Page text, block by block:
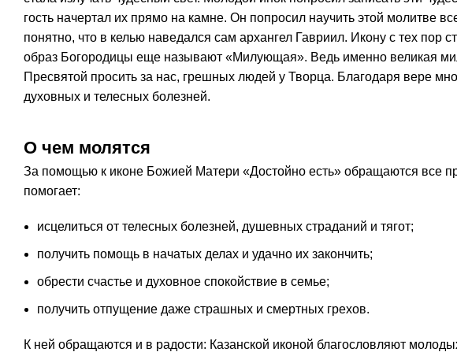
гость начертал их прямо на камне. Он попросил научить этой молитве
понятно, что в келью наведался сам архангел Гавриил. Икону с тех пор
образ Богородицы еще называют «Милующая». Ведь именно великая
Пресвятой просить за нас, грешных людей у Творца. Благодаря вере
духовных и телесных болезней.
О чем молятся
За помощью к иконе Божией Матери «Достойно есть» обращаются все
помогает:
исцелиться от телесных болезней, душевных страданий и тягот;
получить помощь в начатых делах и удачно их закончить;
обрести счастье и духовное спокойствие в семье;
получить отпущение даже страшных и смертных грехов.
К ней обращаются и в радости: Казанской иконой благословляют